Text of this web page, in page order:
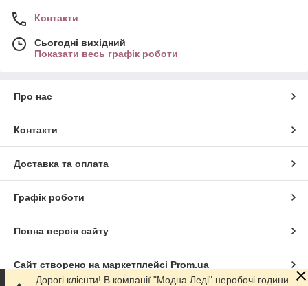
Контакти
Сьогодні вихідний
Показати весь графік роботи
Про нас
Контакти
Доставка та оплата
Графік роботи
Повна версія сайту
Сайт створено на маркетплейсі Prom.ua
Дорогі клієнти! В компанії "Модна Леді" неробочі години.